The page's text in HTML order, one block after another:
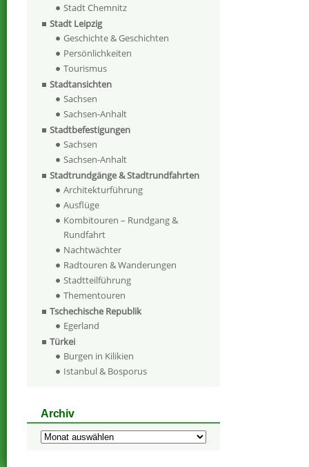
Stadt Chemnitz
Stadt Leipzig
Geschichte & Geschichten
Persönlichkeiten
Tourismus
Stadtansichten
Sachsen
Sachsen-Anhalt
Stadtbefestigungen
Sachsen
Sachsen-Anhalt
Stadtrundgänge & Stadtrundfahrten
Architekturführung
Ausflüge
Kombitouren – Rundgang &
Rundfahrt
Nachtwächter
Radtouren & Wanderungen
Stadtteilführung
Thementouren
Tschechische Republik
Egerland
Türkei
Burgen in Kilikien
Istanbul & Bosporus
Archiv
Archiv